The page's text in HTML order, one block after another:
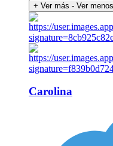
+ Ver más - Ver menos
Carolina